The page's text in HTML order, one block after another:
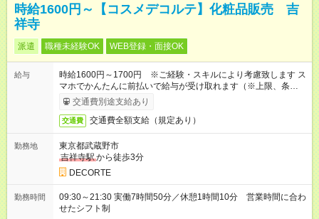
時給1600円～【コスメデコルテ】化粧品販売 吉
祥寺
派遣 職種未経験OK WEB登録・面接OK
給与
時給1600円～1700円 ※ご経験・スキルにより考慮致します ス
マホでかんたんに前払いで給与が受け取れます（※上限、条件
あり）交通費別途支給あり
交通費 交通費全額支給（規定あり）
勤務地
東京都武蔵野市
吉祥寺駅から徒歩3分
DECORTE
勤務時間
09:30～21:30 実働7時間50分／休憩1時間10分 営業時間に合わ
せたシフト制